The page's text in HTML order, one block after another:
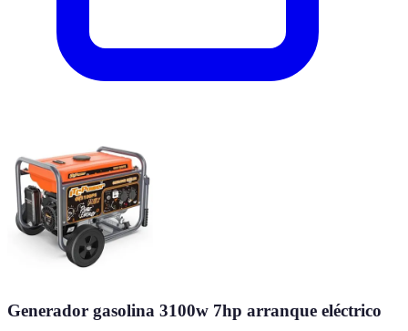
Generador gasolina 3100w 7hp arranque eléctrico